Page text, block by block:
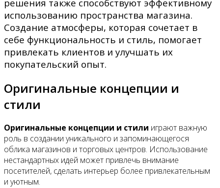
решения также способствуют эффективному
использованию пространства магазина.
Создание атмосферы, которая сочетает в
себе функциональность и стиль, помогает
привлекать клиентов и улучшать их
покупательский опыт.
Оригинальные концепции и
стили
Оригинальные концепции и стили играют важную
роль в создании уникального и запоминающегося
облика магазинов и торговых центров. Использование
нестандартных идей может привлечь внимание
посетителей, сделать интерьер более привлекательным
и уютным.